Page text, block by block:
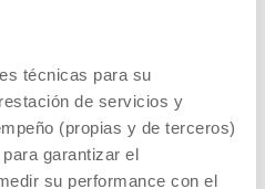
técnicas para su
de servicios y
(propias y de terceros)
garantizar el
su performance con el